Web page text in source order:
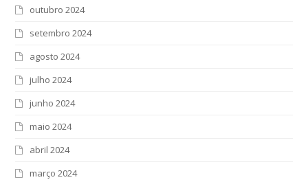
outubro 2024
setembro 2024
agosto 2024
julho 2024
junho 2024
maio 2024
abril 2024
março 2024